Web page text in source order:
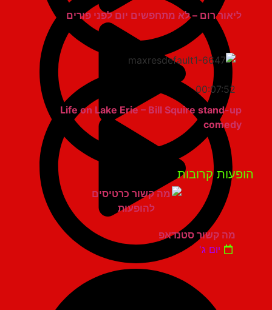
ליאור רום – לא מתחפשים יום לפני פורים
00:07:52
Life on Lake Erie – Bill Squire stand-up
comedy
קרובות
מה קשור סטנדאפ
יום ג'